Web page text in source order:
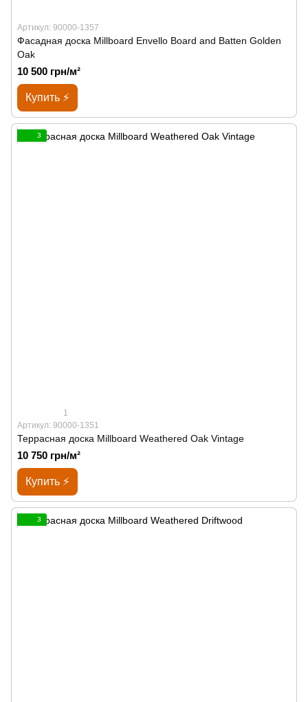
Артикул: 90000-1357
Фасадная доска Millboard Envello Board and Batten Golden
Oak
10 500 грн/м²
Купить ⚡
3
1
Артикул: 90000-1351
Террасная доска Millboard Weathered Oak Vintage
10 750 грн/м²
Купить ⚡
3